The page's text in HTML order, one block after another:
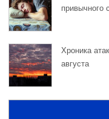
привычного
Хроника
августа